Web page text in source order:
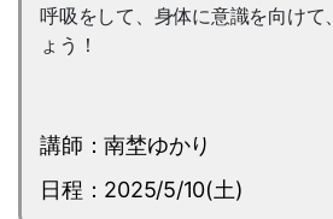
呼吸をして、身体に意識を向けて
ょう！
講師：南埜ゆかり
日程：2025/5/10(土)